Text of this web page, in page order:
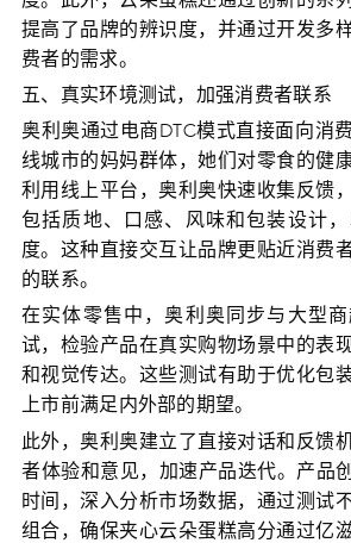
提高了品牌的辨识度，并通过开发多
费者的需求。
五、真实环境测试，加强消费者联系
奥利奥通过电商DTC模式直接面向消
线城市的妈妈群体，她们对零食的健
利用线上平台，奥利奥快速收集反馈
包括质地、口感、风味和包装设计
度。这种直接交互让品牌更贴近消费
的联系。
在实体零售中，奥利奥同步与大型
试，检验产品在真实购物场景中的表
和视觉传达。这些测试有助于优化包
上市前满足内外部的期望。
此外，奥利奥建立了直接对话和反馈
者体验和意见，加速产品迭代。产品
时间，深入分析市场数据，通过测试
组合，确保夹心云朵蛋糕高分通过亿